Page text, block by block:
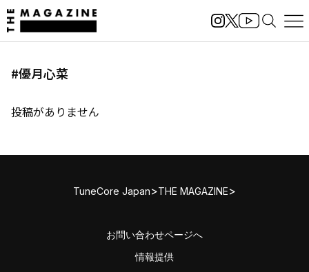
#優月心菜
投稿がありません
TuneCore Japan>THE MAGAZINE>
お問い合わせページへ
情報提供